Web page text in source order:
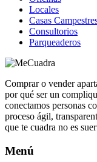
Locales
Casas
Consultorios
Parqueaderos
Comprar o vender
por qué ser un
conectamos personas
proceso ágil,
que te cuadra no es
Menú